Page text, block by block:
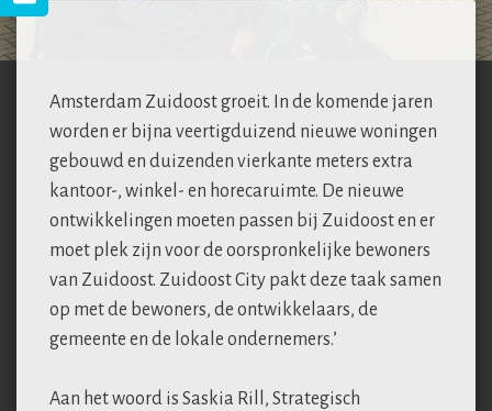
Amsterdam Zuidoost groeit. In de komende jaren
worden er bijna veertigduizend nieuwe woningen
gebouwd en duizenden vierkante meters extra
kantoor-, winkel- en horecaruimte. De nieuwe
ontwikkelingen moeten passen bij Zuidoost en er
moet plek zijn voor de oorspronkelijke bewoners
van Zuidoost. Zuidoost City pakt deze taak samen
op met de bewoners, de ontwikkelaars, de
gemeente en de lokale ondernemers.’
Aan het woord is Saskia Rill, Strategisch